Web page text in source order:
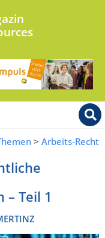
> Arbeits-Recht
Teil 1